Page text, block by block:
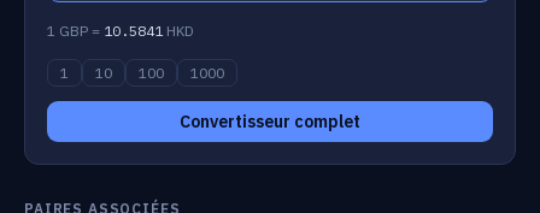
1 GBP = 10.5841 HKD
1 10 100 1000
Convertisseur complet
PAIRES ASSOCIÉES